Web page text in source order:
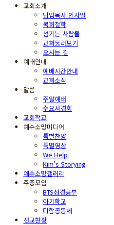
교회소개
담임목사 인사말
목회철학
섬기는 사람들
교회둘러보기
오시는 길
예배안내
예배시간안내
교회소식
말씀
주일예배
수요사경회
교회학교
예수소망미디어
특별찬양
특별영상
We Help
Kim's Storying
예수소망갤러리
주중모임
BTS성경공부
아기학교
더함공동체
선교현황